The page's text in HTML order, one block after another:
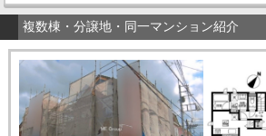
複数棟・分譲地・同一マンション紹介